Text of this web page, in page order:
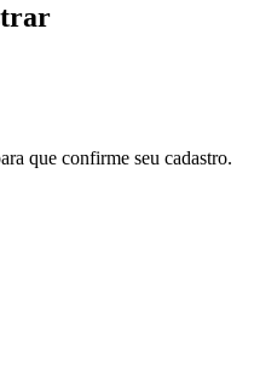
que confirme seu cadastro.